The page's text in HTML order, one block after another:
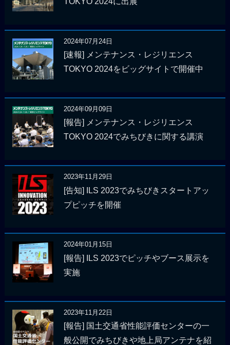
2024年07月24日
[速報] メンテナンス・レジリエンス
TOKYO 2024をビッグサイトで開催中
2024年09月09日
[報告] メンテナンス・レジリエンス
TOKYO 2024でみちびきに関する講演
2023年11月29日
[告知] ILS 2023でみちびきスタートアッ
プピッチを開催
2024年01月15日
[報告] ILS 2023でピッチやブース展示を
実施
2023年11月22日
[報告] 国土交通省性能評価センターの一
般公開でみちびきや地上局アンテナを紹